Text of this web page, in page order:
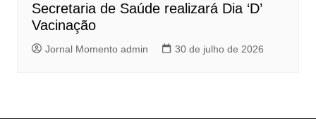
Secretaria de Saúde realizará Dia ‘D’
Vacinação
Jornal Momento admin 30 de julho de 2026